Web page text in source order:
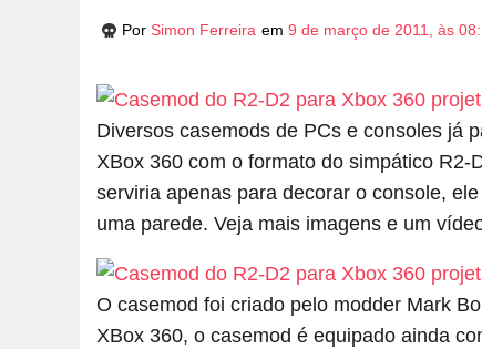
Por Simon Ferreira em 9 de março de 2011, às
Diversos casemods de PCs e consoles já
XBox 360 com o formato do simpático
serviria apenas para decorar o console,
uma parede. Veja mais imagens e um
O casemod foi criado pelo modder Mark
XBox 360, o casemod é equipado ainda